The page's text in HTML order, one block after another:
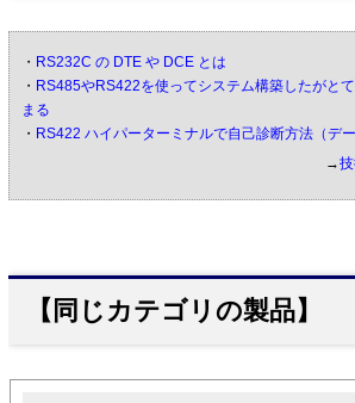
・ RS232C の DTE や DCE とは
・ RS485やRS422を使ってシステム構築したがと
まる
・ RS422 ハイパーターミナルで自己診断方法（デー
→
【同じカテゴリの製品】